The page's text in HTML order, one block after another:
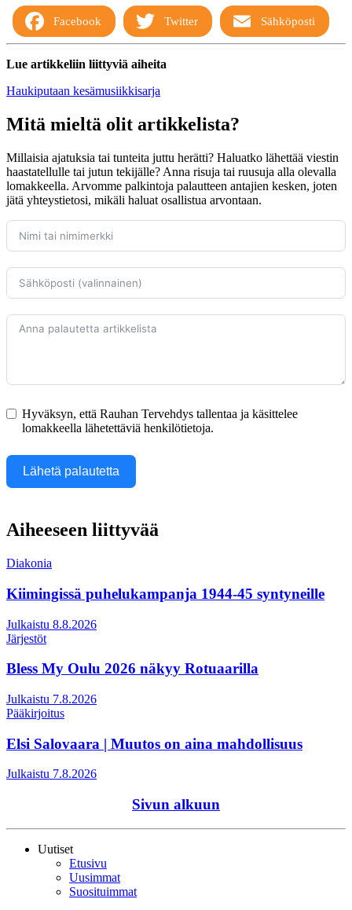
Facebook Twitter Sähköposti
Lue artikkeliin liittyviä aiheita
Haukiputaan kesämusiikkisarja
Mitä mieltä olit artikkelista?
Millaisia ajatuksia tai tunteita juttu herätti? Haluatko lähettää viestin
haastatellulle tai jutun tekijälle? Anna risuja tai ruusuja alla olevalla
lomakkeella. Arvomme palkintoja palautteen antajien kesken, joten
jätä yhteystietosi, mikäli haluat osallistua arvontaan.
Hyväksyn, että Rauhan Tervehdys tallentaa ja käsittelee
lomakkeella lähetettäviä henkilötietoja.
Lähetä palautetta
Aiheeseen liittyvää
Diakonia
Kiimingissä puhelukampanja 1944-45 syntyneille
Julkaistu 8.8.2026
Järjestöt
Bless My Oulu 2026 näkyy Rotuaarilla
Julkaistu 7.8.2026
Pääkirjoitus
Elsi Salovaara | Muutos on aina mahdollisuus
Julkaistu 7.8.2026
Sivun alkuun
Uutiset
Etusivu
Uusimmat
Suosituimmat